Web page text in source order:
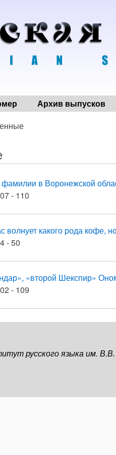
Архив выпусков
в Воронежской
- 110
волнует какого рода кофе,
- 50
«второй Шекспир»
- 109
русского языка им.